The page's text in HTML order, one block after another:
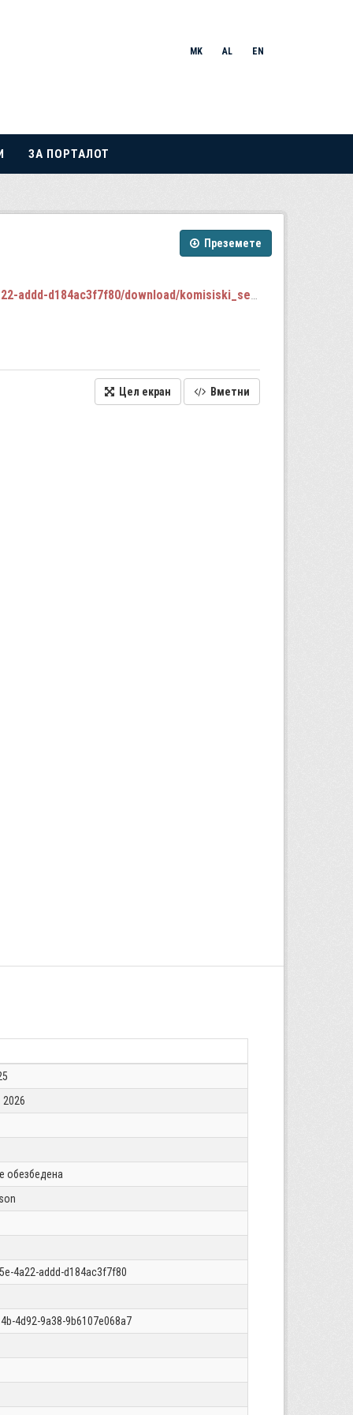
MK AL EN
ЗА ПОРТАЛОТ
Преземете
download/komisiski_sednici_2024-2028.json
Цел екран Вметни
2026
обезбедена
4a22-addd-d184ac3f7f80
4d92-9a38-9b6107e068a7